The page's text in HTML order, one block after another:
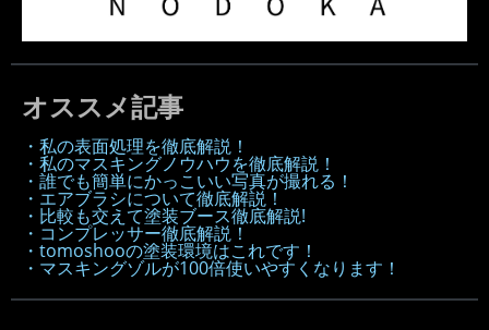
オススメ記事
・私の表面処理を徹底解説！
・私のマスキングノウハウを徹底解説！
・誰でも簡単にかっこいい写真が撮れる！
・エアブラシについて徹底解説！
・比較も交えて塗装ブース徹底解説!
・コンプレッサー徹底解説！
・tomoshooの塗装環境はこれです！
・マスキングゾルが100倍使いやすくなります！